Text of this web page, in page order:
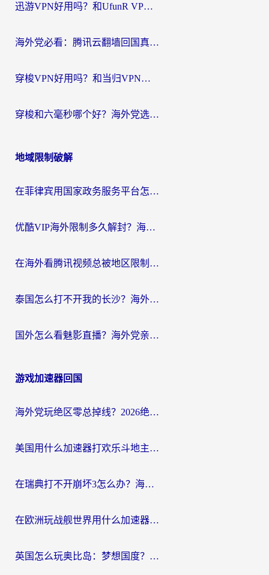
迅游VPN好用吗？和UfunR VPN对比哪个回国效果更好？海外党亲测避坑指南
海外党必看：腾讯云翻墙回国真的好用吗？+ 3步选对回国加速器指南
穿梭VPN好用吗？和当归VPN对比哪个回国效果更好？海外党亲测实用指南
穿梭和六毫秒哪个好？海外党选回国加速器的避坑指南，附番茄加速器实测
地域限制破解
在菲律宾用国家政务服务平台怎么把定位修改到中国国内？3步解决+海外看剧听歌全攻略
优酷VIP海外限制多久解封？海外党必看的跨区难题一站式解决指南
在海外看腾讯视频总被地区限制？选对回国加速器，还能解决泰国政务网和蜻蜓FM卡顿问题
泰国怎么打不开我的长沙？海外党追剧看片的破局指南
国外怎么看魅影直播？海外党亲测有效的回国加速指南（附听歌、看央视VIP技巧）
游戏加速器回国
海外党玩绝区零总掉线？2026绝区零加速器推荐+跨平台国服游戏加速攻略
美国用什么加速器打欢乐斗地主？海外党亲测有效的国服游戏加速指南
在瑞典打不开崩坏3怎么办？海外玩家亲测有效的国服游戏加速指南
在欧洲玩战舰世界用什么加速器比较好用？老玩家亲测有效的低延迟方案
英国怎么玩奥比岛：梦想国度？海外党不卡攻略+加速器选择秘籍